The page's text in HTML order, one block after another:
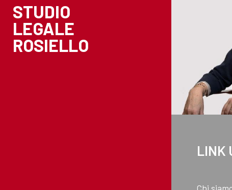
STUDIO
LEGALE
ROSIELLO
LINK
Chi